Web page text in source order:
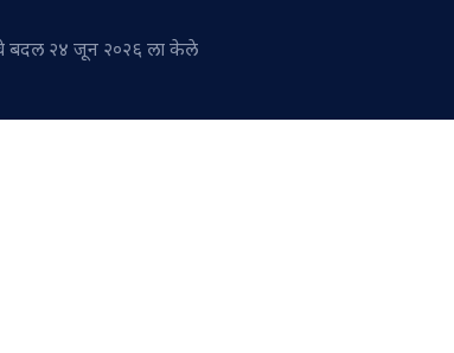
२४ जून २०२६ ला केले